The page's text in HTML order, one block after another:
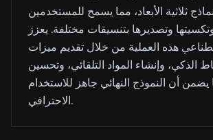
ثلاثية الأبعاد، مما يسمح للمستخدمين
وتصديرها بتنسيقات مختلفة. يعزز
هذه العملية من خلال تقديم ميزات
الذكي، وإنشاء المواد التلقائي، وتحسين
يضمن أن النموذج النهائي جاهز للاستخدام
الاحترافي.